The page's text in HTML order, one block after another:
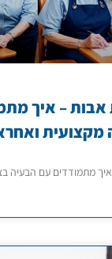
אבות – איך
מקצועית
מתמודדים עם הבעיה